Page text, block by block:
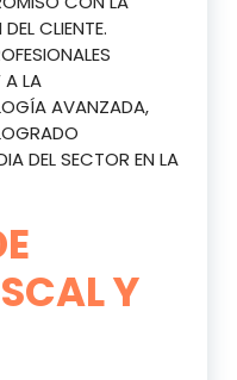
CLIENTE.
A LA
AVANZADA,
DEL SECTOR EN LA
Y